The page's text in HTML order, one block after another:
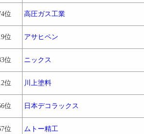
位 高圧ガス工業
位 アサヒペン
位 ニックス
位 川上塗料
位 日本デコラックス
位 ムトー精工